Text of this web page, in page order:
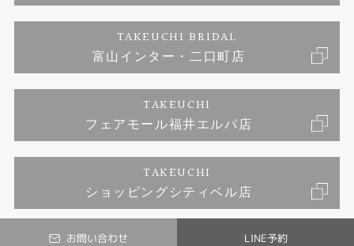
お問い合わせ LINE予約
TAKEUCHI BRIDAL
富山インター・二口町店
TAKEUCHI
フェアモール福井エルパ店
TAKEUCHI
ショッピングシティベル店
© TAKEUCHI BRIDAL All Rights Reserved.